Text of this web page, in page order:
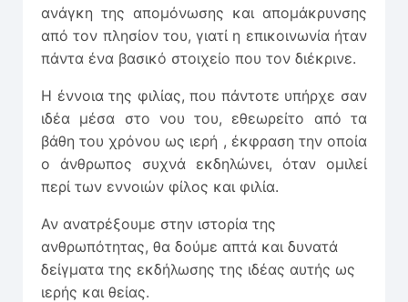
ανάγκη της απομόνωσης και απομάκρυνσης
από τον πλησίον του, γιατί η επικοινωνία ήταν
πάντα ένα βασικό στοιχείο που τον διέκρινε.
Η έννοια της φιλίας, που πάντοτε υπήρχε σαν
ιδέα μέσα στο νου του, εθεωρείτο από τα
βάθη του χρόνου ως ιερή , έκφραση την οποία
ο άνθρωπος συχνά εκδηλώνει, όταν ομιλεί
περί των εννοιών φίλος και φιλία.
Αν ανατρέξουμε στην ιστορία της
ανθρωπότητας, θα δούμε απτά και δυνατά
δείγματα της εκδήλωσης της ιδέας αυτής ως
ιερής και θείας.